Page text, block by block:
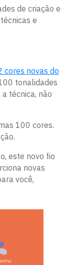
de criação e
e
cores novas do
tonalidades
técnica, não
100 cores.
este novo fio
novas
você,